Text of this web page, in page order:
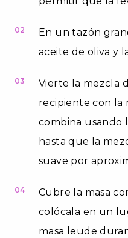
02
En un tazón
aceite de oliva y
03
Vierte la mezcla
recipiente con la
combina usando
hasta que la
suave por
04
Cubre la masa
colócala en un
masa leude